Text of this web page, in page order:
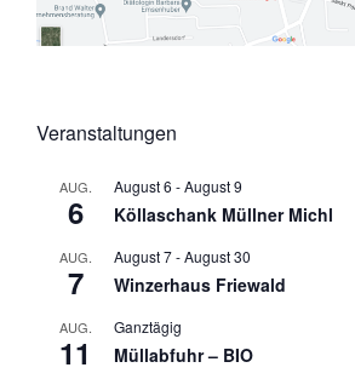
Veranstaltungen
AUG.
6
August 6 -August 9
Köllaschank Müllner Michl
AUG.
7
August 7-August 30
Winzerhaus Friewald
AUG.
11
Ganztägig
Müllabfuhr – BIO